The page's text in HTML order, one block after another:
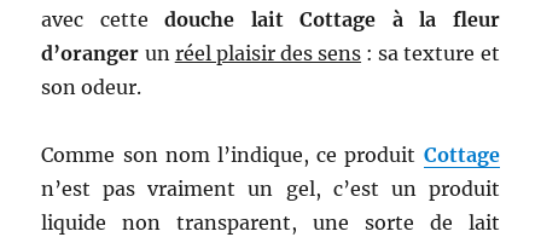
avec cette douche lait Cottage à la fleur
d’oranger un réel plaisir des sens : sa texture et
son odeur.
Comme son nom l’indique, ce produit Cottage
n’est pas vraiment un gel, c’est un produit
liquide non transparent, une sorte de lait